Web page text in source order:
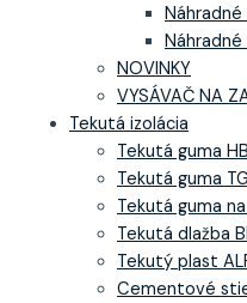
NOVINKY
VYSÁVAČ NA
Tekutá izolácia
Tekutá guma
Tekutá guma
Tekutá guma
Tekutá dlažba
Tekutý plast
Cementové